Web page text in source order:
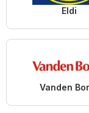
Eldi
Vanden